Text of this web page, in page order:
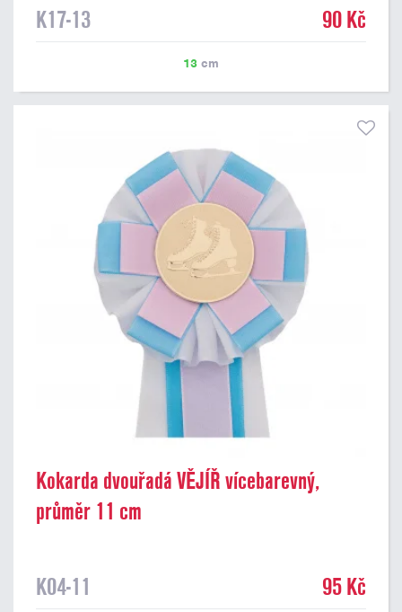
K17-13 90 Kč
13 cm
Kokarda dvouřadá VĚJÍŘ vícebarevný,
průměr 11 cm
K04-11 95 Kč